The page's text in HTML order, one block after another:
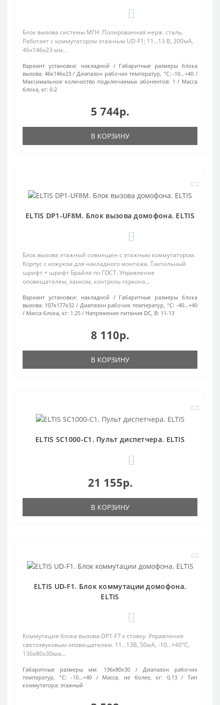
Блок вызова системы МГН. Полированная нерж. сталь.
Работает с коммутатором этажным UD-F1; 11…13 В, 200мА,
46х146х23 мм...
Вариант установки: накладной
Габаритные размеры блока
вызова: 46х146х23 Диапазон рабочих температур, °С: -10…+40
Максимальное количество подключаемых абонентов: 1
Масса
блока, кг: 0.2
5 744р.
В КОРЗИНУ
ELTIS DP1-UF8M. Блок вызова домофона. ELTIS
Блок вызова этажный совмещен с этажным коммутатором.
Корпус с кожухом для накладного монтажа. Тактильный
шрифт + шрифт Брайля по ГОСТ. Управление
оповещателем, замком, контроль геркона...
Вариант установки: накладной
Габаритные размеры блока
вызова: 107х177х32 Диапазон рабочих температур, °С: -40…+40
Масса блока, кг: 1.25 Напряжение питания DC, В: 11-13
8 110р.
В КОРЗИНУ
ELTIS SC1000-C1. Пульт диспетчера. ELTIS
21 155р.
В КОРЗИНУ
ELTIS UD-F1. Блок коммутации домофона.
ELTIS
Коммутация блока вызова DP1-F7 к стояку. Управление
светозвуковым оповещателем. 11…13В, 50мА, -10...+40°С,
136х80х30мм...
Габаритные размеры мм: 136х80х30
Диапазон рабочих
температур, °С:
-10…+40 Масса, не более, кг: 0,13
Тип
коммутатора: этажный